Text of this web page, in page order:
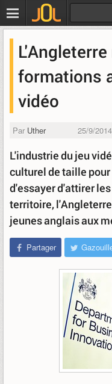
formations
vidéo
Par Uther 25/9/
L'industrie du jeu
culturel de taille
d'essayer d'attirer
territoire,
jeunes anglais aux
Partager